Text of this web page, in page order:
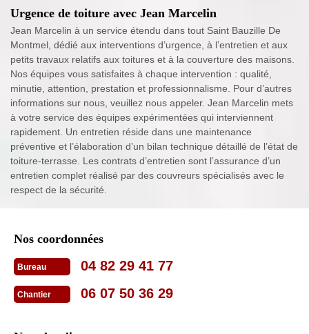
Urgence de toiture avec Jean Marcelin
Jean Marcelin à un service étendu dans tout Saint Bauzille De
Montmel, dédié aux interventions d’urgence, à l’entretien et aux
petits travaux relatifs aux toitures et à la couverture des maisons.
Nos équipes vous satisfaites à chaque intervention : qualité,
minutie, attention, prestation et professionnalisme. Pour d’autres
informations sur nous, veuillez nous appeler. Jean Marcelin mets
à votre service des équipes expérimentées qui interviennent
rapidement. Un entretien réside dans une maintenance
préventive et l’élaboration d’un bilan technique détaillé de l’état de
toiture-terrasse. Les contrats d’entretien sont l’assurance d’un
entretien complet réalisé par des couvreurs spécialisés avec le
respect de la sécurité.
Nos coordonnées
Bureau 04 82 29 41 77
Chantier 06 07 50 36 29